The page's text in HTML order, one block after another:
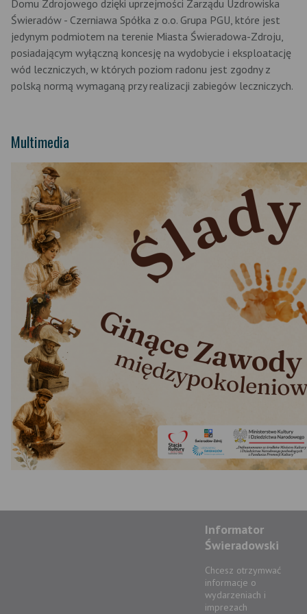
Domu Zdrojowego dzięki uprzejmości Zarządu Uzdrowiska
Świeradów - Czerniawa Spółka z o.o. Grupa PGU, które jest
jedynym podmiotem na terenie Miasta Świeradowa-Zdroju,
posiadającym wyłączną koncesję na wydobycie i eksploatację
wód leczniczych, w których poziom radonu jest zgodny z
polską normą wymaganą przy realizacji zabiegów leczniczych.
Multimedia
Informator
Świeradowski
Chcesz otrzymwać
informacje o
wydarzeniach i
imprezach